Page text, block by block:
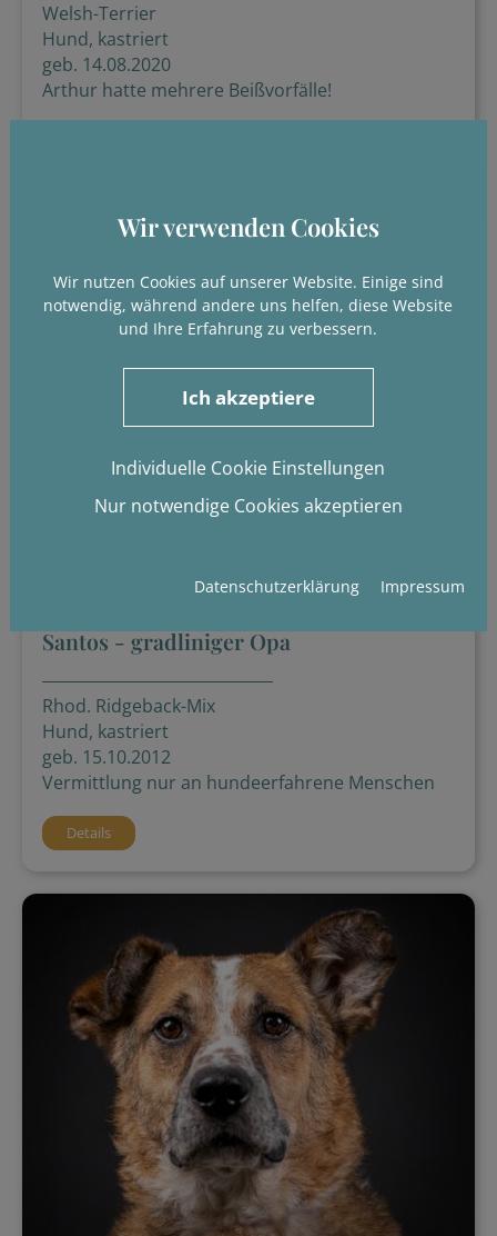
Wir verwenden Cookies
Wir nutzen Cookies auf unserer Website. Einige sind
notwendig, während andere uns helfen, diese Website
und Ihre Erfahrung zu verbessern.
Ich akzeptiere
Individuelle Cookie Einstellungen
Nur notwendige Cookies akzeptieren
Datenschutzerklärung Impressum
Welsh-Terrier
Hund, kastriert
geb. 14.08.2020
Arthur hatte mehrere Beißvorfälle!
Santos - gradliniger Opa
Rhod. Ridgeback-Mix
Hund, kastriert
geb. 15.10.2012
Vermittlung nur an hundeerfahrene Menschen
Details